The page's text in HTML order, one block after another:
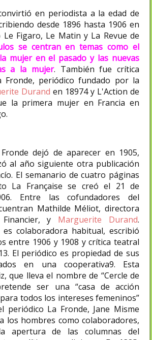
en periodista a la edad de
desde 1896 hasta 1906 en
Le Figaro, Le Matin y La Revue de
se centran en temas como el
mujer en el pasado y las nuevas
a la mujer. También fue crítica
Fronde, periódico fundado por la
Durand en 18974 y L'Action de
la primera mujer en Francia en
dejó de aparecer en 1905,
al año siguiente otra publicación
El semanario de cuatro páginas
La Française se creó el 21 de
Entre las cofundadores del
Mathilde Méliot, directora
y Marguerite Durand.
es colaboradora habitual, escribió
entre 1906 y 1908 y crítica teatral
El periódico es propiedad de sus
en una cooperativa9. Esta
que lleva el nombre de “Cercle de
ser una “casa de acción
todos los intereses femeninos”
periódico La Fronde, Jane Misme
los hombres como colaboradores,
apertura de las columnas del